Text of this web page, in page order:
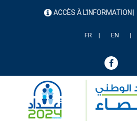
menu ACCÈS À L'INFORMATION
FR EN